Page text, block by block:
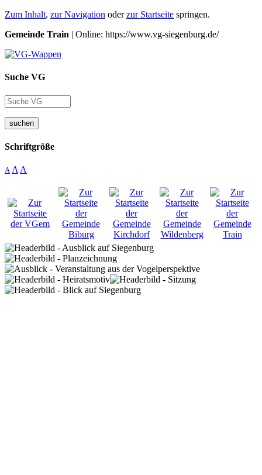
Zum Inhalt, zur Navigation oderzur Startseite springen.
Gemeinde Train | Online: https://www.vg-siegenburg.de/
Suche VG
suchen
Schriftgröße
A A A